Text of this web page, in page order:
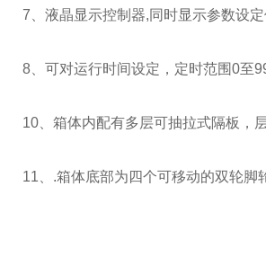
7、液晶显示控制器,同时显示参数设
8、可对运行时间设定，定时范围0至
10、箱体内配有多层可抽拉式隔板，
11、.箱体底部为四个可移动的双轮脚